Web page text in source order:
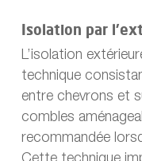
Isolation par
L’isolation
technique
entre chevrons et
combles
recommandée